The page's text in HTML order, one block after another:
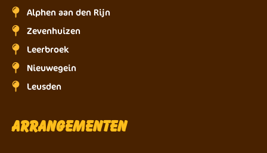
Alphen aan den Rijn
Zevenhuizen
Leerbroek
Nieuwegein
Leusden
Arrangementen